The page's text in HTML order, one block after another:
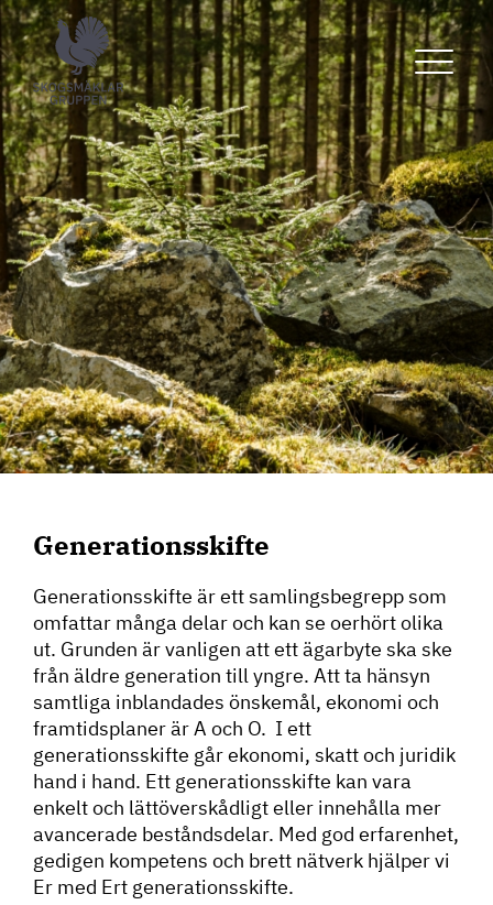
Generationsskifte
Generationsskifte är ett samlingsbegrepp som
omfattar många delar och kan se oerhört olika
ut. Grunden är vanligen att ett ägarbyte ska ske
från äldre generation till yngre. Att ta hänsyn
samtliga inblandades önskemål, ekonomi och
framtidsplaner är A och O. I ett
generationsskifte går ekonomi, skatt och juridik
hand i hand. Ett generationsskifte kan vara
enkelt och lättöverskådligt eller innehålla mer
avancerade beståndsdelar. Med god erfarenhet,
gedigen kompetens och brett nätverk hjälper vi
Er med Ert generationsskifte.